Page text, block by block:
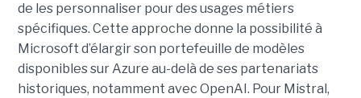
de les personnaliser pour des usages métiers
spécifiques. Cette approche donne la possibilité à
Microsoft d’élargir son portefeuille de modèles
disponibles sur Azure au-delà de ses partenariats
historiques, notamment avec OpenAI. Pour Mistral,